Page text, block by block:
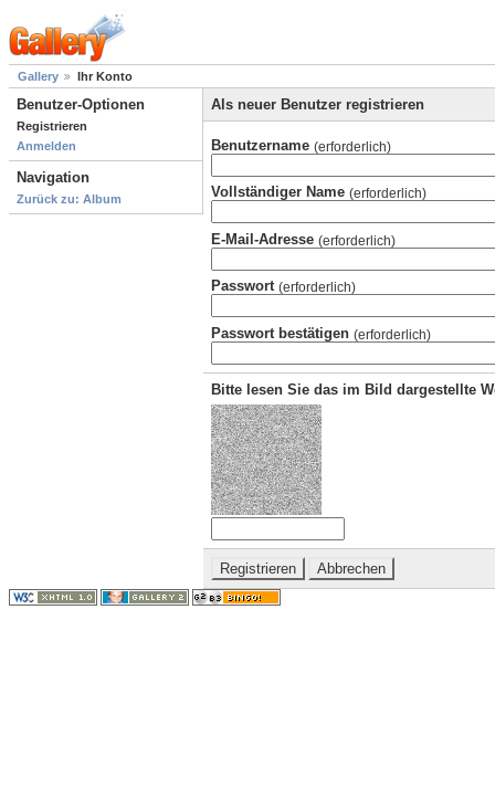
Gallery Ihr Konto
Benutzer-Optionen
Registrieren
Anmelden
Navigation
Zurück zu: Album
Als neuer Benutzer registrieren
Benutzername (erforderlich)
Vollständiger Name (erforderlich)
E-Mail-Adresse (erforderlich)
Passwort (erforderlich)
Passwort bestätigen (erforderlich)
Bitte lesen Sie das im Bild dargestellte